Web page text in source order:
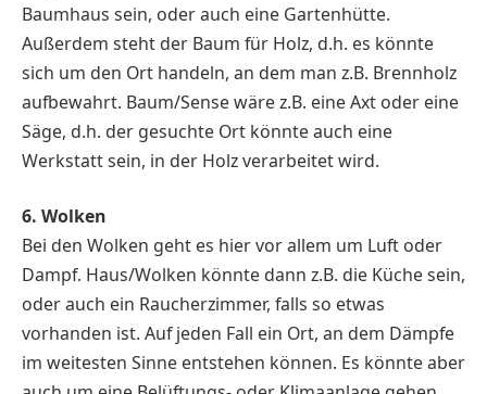
Baumhaus sein, oder auch eine Gartenhütte.
Außerdem steht der Baum für Holz, d.h. es könnte
sich um den Ort handeln, an dem man z.B. Brennholz
aufbewahrt. Baum/Sense wäre z.B. eine Axt oder eine
Säge, d.h. der gesuchte Ort könnte auch eine
Werkstatt sein, in der Holz verarbeitet wird.
6. Wolken
Bei den Wolken geht es hier vor allem um Luft oder
Dampf. Haus/Wolken könnte dann z.B. die Küche sein,
oder auch ein Raucherzimmer, falls so etwas
vorhanden ist. Auf jeden Fall ein Ort, an dem Dämpfe
im weitesten Sinne entstehen können. Es könnte aber